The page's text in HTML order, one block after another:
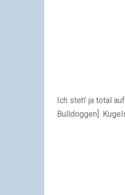
Ich steh’ ja total
Bulldoggen].